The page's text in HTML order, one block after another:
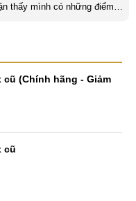
thấy mình có những điểm
Yêu thích chạy bộ, nghe
cũ (Chính hãng - Giảm
cũ